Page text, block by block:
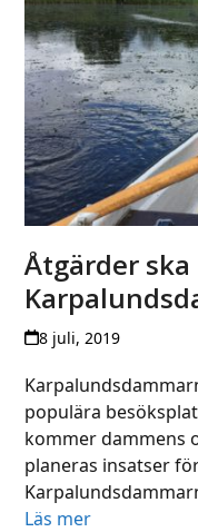
Åtgärder ska
8 juli, 2019
populära
kommer dammens
planeras insatser
Läs mer